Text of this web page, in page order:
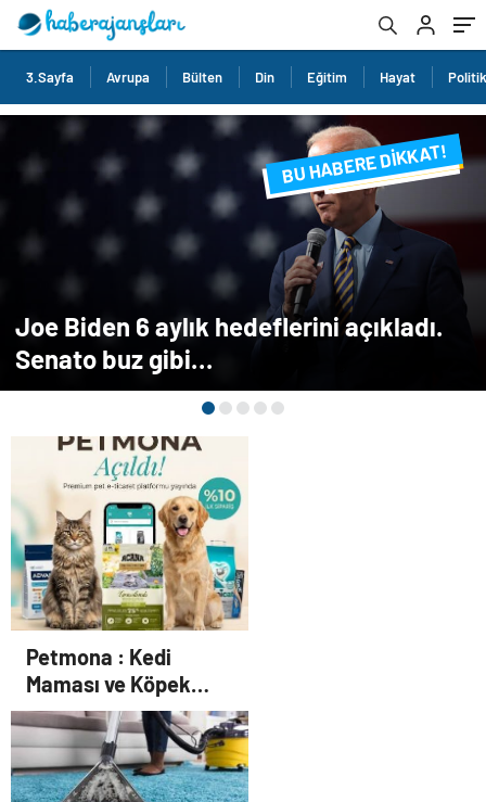
3.Sayfa Avrupa Bülten Din Eğitim Hayat
Joe Biden 6 aylık hedeflerini açıkladı.
Senato buz gibi…
SON DAKİKA
FLAŞ FLAŞ...
BU HABERE DİKKAT!
Petmona : Kedi
Maması ve Köpek
Maması İle Tüm Evcil
Hayvan Ürünleri